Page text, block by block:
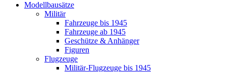
Modellbausätze
Militär
Fahrzeuge bis 1945
Fahrzeuge ab 1945
Geschütze & Anhänger
Figuren
Flugzeuge
Militär-Flugzeuge bis 1945